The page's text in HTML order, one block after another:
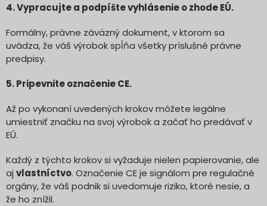
4. Vypracujte a podpíšte vyhlásenie o zhode EÚ.
Formálny, právne záväzný dokument, v ktorom sa
uvádza, že váš výrobok spĺňa všetky príslušné právne
predpisy.
5. Pripevnite označenie CE.
Až po vykonaní uvedených krokov môžete legálne
umiestniť značku na svoj výrobok a začať ho predávať v
EÚ.
Každý z týchto krokov si vyžaduje nielen papierovanie, ale
aj vlastníctvo. Označenie CE je signálom pre regulačné
orgány, že váš podnik si uvedomuje riziko, ktoré nesie, a
že ho znížil.